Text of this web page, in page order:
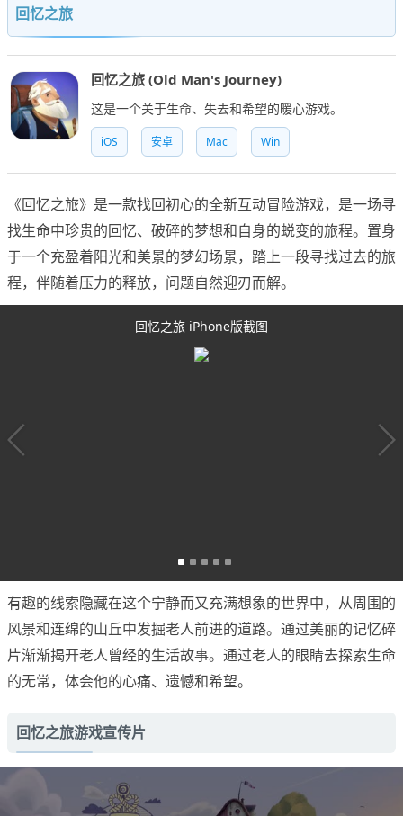
回忆之旅
回忆之旅 (Old Man's Journey)
这是一个关于生命、失去和希望的暖心游戏。
iOS 安卓 Mac Win
《回忆之旅》是一款找回初心的全新互动冒险游戏，是一场寻
找生命中珍贵的回忆、破碎的梦想和自身的蜕变的旅程。置身
于一个充盈着阳光和美景的梦幻场景，踏上一段寻找过去的旅
程，伴随着压力的释放，问题自然迎刃而解。
回忆之旅 iPhone版截图
有趣的线索隐藏在这个宁静而又充满想象的世界中，从周围的
风景和连绵的山丘中发掘老人前进的道路。通过美丽的记忆碎
片渐渐揭开老人曾经的生活故事。通过老人的眼睛去探索生命
的无常，体会他的心痛、遗憾和希望。
回忆之旅游戏宣传片